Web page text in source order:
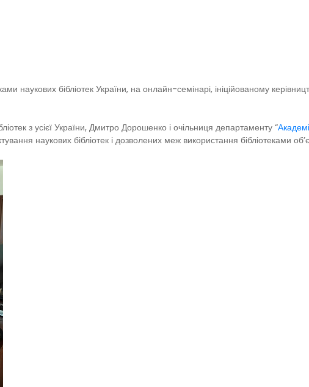
наукових бібліотек України, на онлайн-семінарі, ініційованому
з усієї України, Дмитро Дорошенко і очільниця департаменту “
наукових бібліотек і дозволених меж використання бібліотеками